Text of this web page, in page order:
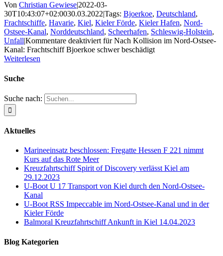
Von Christian Gewiese|2022-03-
30T10:43:07+02:0030.03.2022|Tags: Bjoerkoe, Deutschland,
Frachtschiffe, Havarie, Kiel, Kieler Förde, Kieler Hafen, Nord-
Ostsee-Kanal, Norddeutschland, Scheerhafen, Schleswig-Holstein,
Unfall|Kommentare deaktiviert für Nach Kollision im Nord-Ostsee-
Kanal: Frachtschiff Bjoerkoe schwer beschädigt
Weiterlesen
Suche
Suche nach:
Aktuelles
Marineeinsatz beschlossen: Fregatte Hessen F 221 nimmt
Kurs auf das Rote Meer
Kreuzfahrtschiff Spirit of Discovery verlässt Kiel am
29.12.2023
U-Boot U 17 Transport von Kiel durch den Nord-Ostsee-
Kanal
U-Boot RSS Impeccable im Nord-Ostsee-Kanal und in der
Kieler Förde
Balmoral Kreuzfahrtschiff Ankunft in Kiel 14.04.2023
Blog Kategorien